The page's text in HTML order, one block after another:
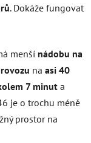
. Dokáže fungovat
menší nádobu na
na asi 40
7 minut a
je o trochu méně
prostor na